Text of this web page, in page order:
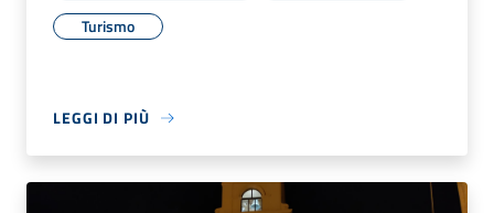
Turismo
LEGGI DI PIÙ